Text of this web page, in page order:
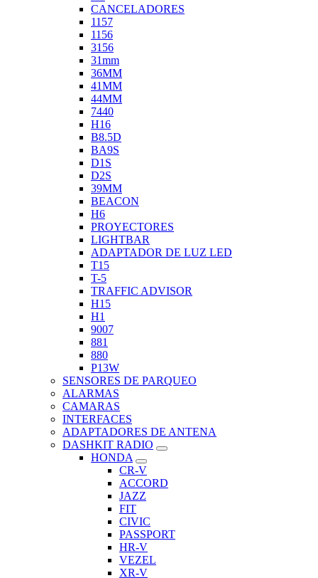
CANCELADORES
1157
1156
3156
31mm
36MM
41MM
44MM
7440
H16
B8.5D
BA9S
D1S
D2S
39MM
BEACON
H6
PROYECTORES
LIGHTBAR
ADAPTADOR DE LUZ LED
T15
T-5
TRAFFIC ADVISOR
H15
H1
9007
881
880
P13W
SENSORES DE PARQUEO
ALARMAS
CAMARAS
INTERFACES
ADAPTADORES DE ANTENA
DASHKIT RADIO
HONDA
CR-V
ACCORD
JAZZ
FIT
CIVIC
PASSPORT
HR-V
VEZEL
XR-V